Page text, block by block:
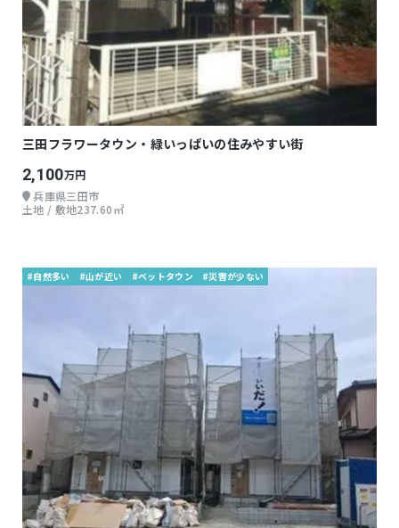
三田フラワータウン・緑いっぱいの住みやすい街
2,100万円
兵庫県三田市
土地 / 敷地237.60㎡
#自然多い #山が近い #ベットタウン #災害が少ない